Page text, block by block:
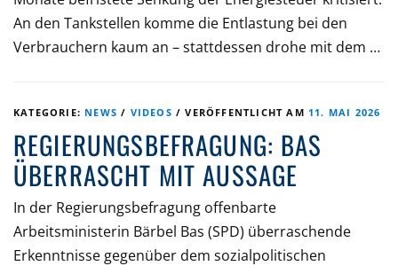
An den Tankstellen komme die Entlastung bei den
Verbrauchern kaum an – stattdessen drohe mit dem …
KATEGORIE: NEWS / VIDEOS /VERÖFFENTLICHT AM 11. MAI 2026
REGIERUNGSBEFRAGUNG: BAS
ÜBERRASCHT MIT AUSSAGE
In der Regierungsbefragung offenbarte
Arbeitsministerin Bärbel Bas (SPD) überraschende
Erkenntnisse gegenüber dem sozialpolitischen